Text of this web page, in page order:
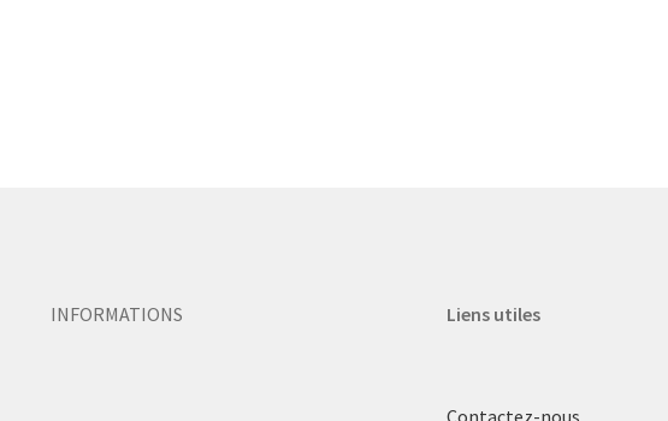
INFORMATIONS Liens utiles
Contactez-nous